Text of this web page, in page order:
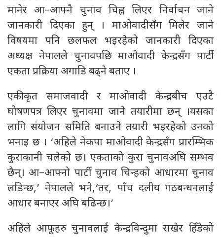
मानेर आ–आफ्नै चुनाव चिह्न लिएर निर्वाचन जाने
जानकारी दिएका हुन् । माओवादीसँग मिलेर जाने
विषयमा पनि छलफल भइरहेको जानकारी दिएका
अध्यक्ष नेपालले चुनावपछि माओवादी केन्द्रसँग पार्टी
एकता प्रक्रिया अगाडि बढ्ने बताए ।
एकीकृत समाजवादी र माओवादी केन्द्रबीच एउटै
घोषणपत्र लिएर चुनावमा जाने तयारीमा छन् ।यसका
लागि संयोजन समिति बनाउने तयारी भइरहेको उनको
भनाइ छ । ‘अहिले नेकपा माओवादी केन्द्रसँग प्रारम्भिक
कुराकानी चलेको छ। एकताको कुरा चुनावअघि सम्भव
छैन्। आ–आफ्नो पार्टी चुनाव चिन्हको आधारमा चुनाव
लडिन्छ,’ नेपालले भने,‘तर, पाँच दलीय गठबन्धनलाई
आधार बनाएर अघि बढिन्छ।’
अहिले आफूहरु चुनावलाई केन्द्रविन्दुमा राखेर हिँडेको